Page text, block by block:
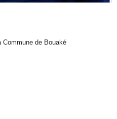
Commune de Bouaké